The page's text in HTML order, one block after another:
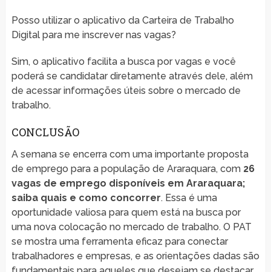
Posso utilizar o aplicativo da Carteira de Trabalho
Digital para me inscrever nas vagas?
Sim, o aplicativo facilita a busca por vagas e você
poderá se candidatar diretamente através dele, além
de acessar informações úteis sobre o mercado de
trabalho.
CONCLUSÃO
A semana se encerra com uma importante proposta
de emprego para a população de Araraquara, com 26
vagas de emprego disponíveis em Araraquara;
saiba quais e como concorrer. Essa é uma
oportunidade valiosa para quem está na busca por
uma nova colocação no mercado de trabalho. O PAT
se mostra uma ferramenta eficaz para conectar
trabalhadores e empresas, e as orientações dadas são